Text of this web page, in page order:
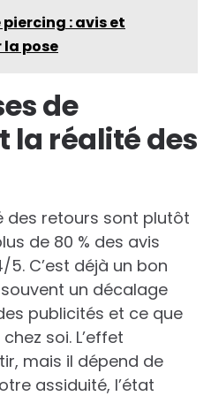
piercing : avis et
la pose
de
la réalité des
des retours sont plutôt
de 80 % des avis
C’est déjà un bon
un décalage
publicités et ce que
soi. L’effet
mais il dépend de
assiduité, l’état